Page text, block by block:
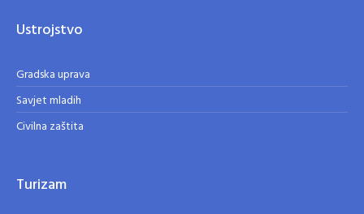
Ustrojstvo
Gradska uprava
Savjet mladih
Civilna zaštita
Turizam